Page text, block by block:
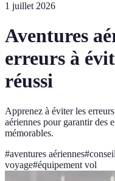
1 juillet 2026
Aventures
erreurs à
réussi
Apprenez à éviter les
aériennes pour garantir des
mémorables.
#aventures aériennes#
voyage#équipement vol